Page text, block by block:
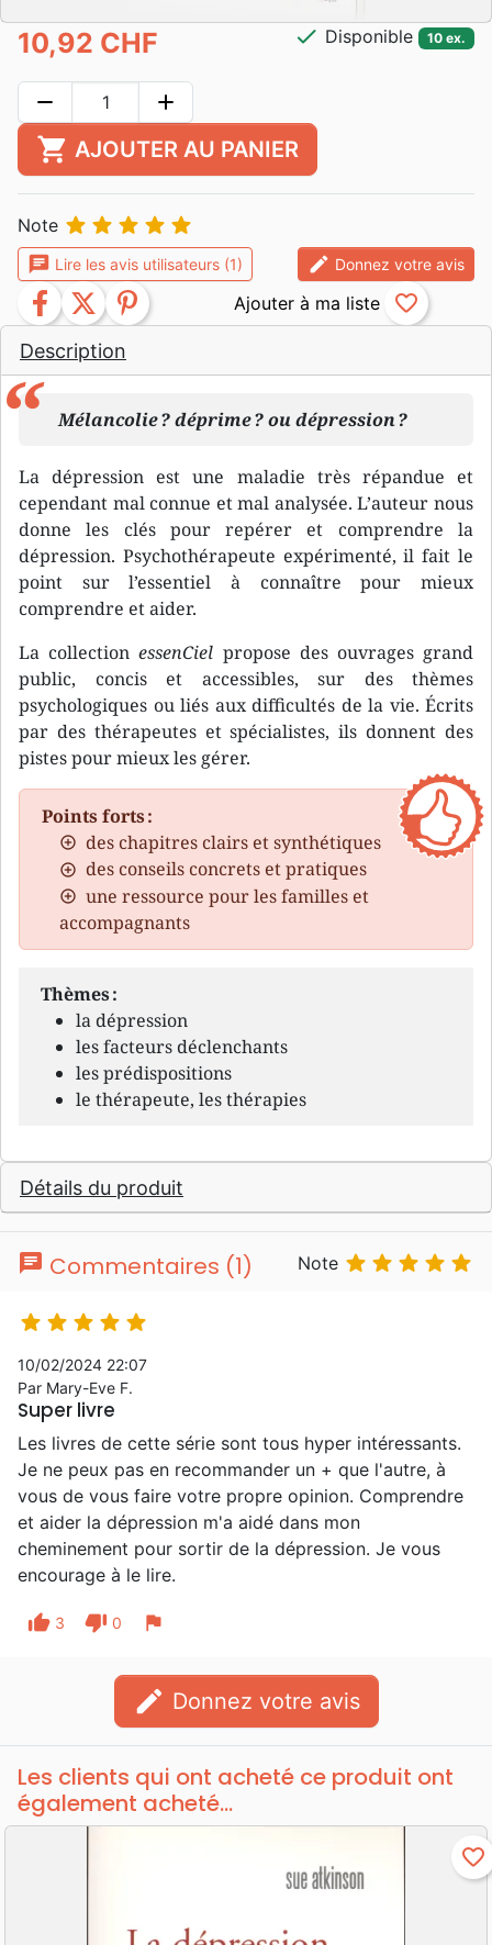
Description
Mélancolie ? déprime ? ou dépression ?
La dépression est une maladie très répandue et
cependant mal connue et mal analysée. L’auteur nous
donne les clés pour repérer et comprendre la
dépression. Psychothérapeute expérimenté, il fait le
point sur l’essentiel à connaître pour mieux
comprendre et aider.
La collectionessenCiel propose des ouvrages grand
public, concis et accessibles, sur des thèmes
psychologiques ou liés aux difficultés de la vie. Écrits
par des thérapeutes et spécialistes, ils donnent des
pistes pour mieux les gérer.
Points forts :
des chapitres clairs et synthétiques
des conseils concrets et pratiques
une ressource pour les familles et
accompagnants
Thèmes :
la dépression
les facteurs déclenchants
les prédispositions
le thérapeute, les thérapies
Détails du produit
10,92 CHF check Disponible 10 ex.
remove add
shopping_cart AJOUTER AU PANIER
Note     
chat Lire les avis utilisateurs (1) edit Donnez votre avis
facebook twitter pinterest favorite_border
chat Commentaires (1) Note     
    
10/02/2024 22:07
Par Mary-Eve F.
Super livre
Les livres de cette série sont tous hyper intéressants.
Je ne peux pas en recommander un + que l'autre, à
vous de vous faire votre propre opinion. Comprendre
et aider la dépression m'a aidé dans mon
cheminement pour sortir de la dépression. Je vous
encourage à le lire.
thumb_up 3 thumb_down 0 flag
edit Donnez votre avis
Les clients qui ont acheté ce produit ont
également acheté...
favorite_border